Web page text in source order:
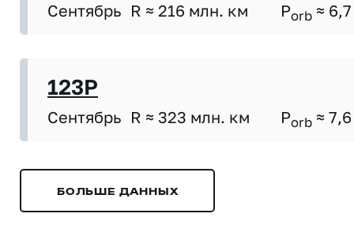
Сентябрь R ≈ 216 млн. км Porb ≈ 6,7
123P
Сентябрь R ≈ 323 млн. км Porb ≈ 7,6
БОЛЬШЕ ДАННЫХ